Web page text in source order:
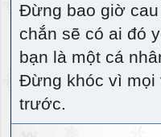
Đừng bao giờ cau
chắn sẽ có ai đó
bạn là một cá
Đừng khóc vì mọi
trước.